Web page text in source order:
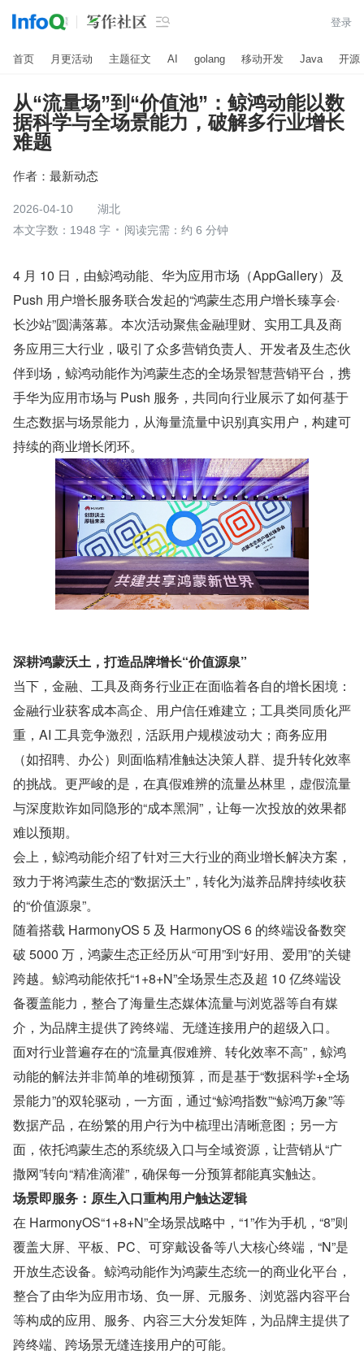
 登录
首页 月更活动 主题征文 AI golang 移动开发 Java 开源
从“流量场”到“价值池”：鲸鸿动能以数
据科学与全场景能力，破解多行业增长
难题
作者： 最新动态
2026-04-10
湖北
本文字数：1948 字
阅读完需：约 6 分钟
4 月 10 日，由鲸鸿动能、华为应用市场（AppGallery）及
Push 用户增长服务联合发起的“鸿蒙生态用户增长臻享会·
长沙站”圆满落幕。本次活动聚焦金融理财、实用工具及商
务应用三大行业，吸引了众多营销负责人、开发者及生态伙
伴到场，鲸鸿动能作为鸿蒙生态的全场景智慧营销平台，携
手华为应用市场与 Push 服务，共同向行业展示了如何基于
生态数据与场景能力，从海量流量中识别真实用户，构建可
持续的商业增长闭环。
深耕鸿蒙沃土，打造品牌增长“价值源泉”
当下，金融、工具及商务行业正在面临着各自的增长困境：
金融行业获客成本高企、用户信任难建立；工具类同质化严
重，AI 工具竞争激烈，活跃用户规模波动大；商务应用
（如招聘、办公）则面临精准触达决策人群、提升转化效率
的挑战。更严峻的是，在真假难辨的流量丛林里，虚假流量
与深度欺诈如同隐形的“成本黑洞”，让每一次投放的效果都
难以预期。
会上，鲸鸿动能介绍了针对三大行业的商业增长解决方案，
致力于将鸿蒙生态的“数据沃土”，转化为滋养品牌持续收获
的“价值源泉”。
随着搭载 HarmonyOS 5 及 HarmonyOS 6 的终端设备数突
破 5000 万，鸿蒙生态正经历从“可用”到“好用、爱用”的关键
跨越。鲸鸿动能依托“1+8+N”全场景生态及超 10 亿终端设
备覆盖能力，整合了海量生态媒体流量与浏览器等自有媒
介，为品牌主提供了跨终端、无缝连接用户的超级入口。
面对行业普遍存在的“流量真假难辨、转化效率不高”，鲸鸿
动能的解法并非简单的堆砌预算，而是基于“数据科学+全场
景能力”的双轮驱动，一方面，通过“鲸鸿指数”“鲸鸿万象”等
数据产品，在纷繁的用户行为中梳理出清晰意图；另一方
面，依托鸿蒙生态的系统级入口与全域资源，让营销从“广
撒网”转向“精准滴灌”，确保每一分预算都能真实触达。
场景即服务：原生入口重构用户触达逻辑
在 HarmonyOS“1+8+N”全场景战略中，“1”作为手机，“8”则
覆盖大屏、平板、PC、可穿戴设备等八大核心终端，“N”是
开放生态设备。鲸鸿动能作为鸿蒙生态统一的商业化平台，
整合了由华为应用市场、负一屏、元服务、浏览器内容平台
等构成的应用、服务、内容三大分发矩阵，为品牌主提供了
跨终端、跨场景无缝连接用户的可能。